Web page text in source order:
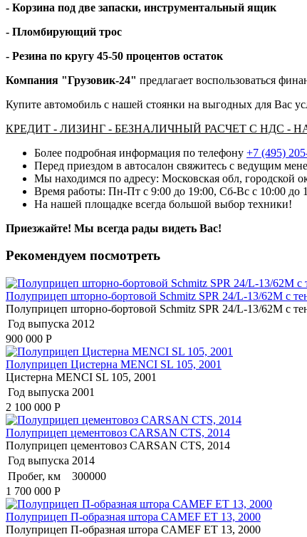
- Корзина под две запаски, инструментальный ящик
- Пломбирующий трос
- Резина по кругу 45-50 процентов остаток
Компания "Грузовик-24" предлагает воспользоваться
Купите автомобиль с нашей стоянки на выгодных для Вас
КРЕДИТ - ЛИЗИНГ - БЕЗНАЛИЧНЫЙ РАСЧЕТ С НДС -
Более подробная информация по телефону +7 (495)
Перед приездом в автосалон свяжитесь с ведущим
Мы находимся по адресу: Московская обл, городской
Время работы: Пн-Пт с 9:00 до 19:00, Сб-Вс с 10:00 до
На нашей площадке всегда большой выбор техники!
Приезжайте! Мы всегда рады видеть Вас!
Рекомендуем посмотреть
Полуприцеп шторно-бортовой Schmitz SPR 24/L-13/62M с
Полуприцеп шторно-бортовой Schmitz SPR 24/L-13/62M с
Год выпуска 2012
900 000 Р
Полуприцеп Цистерна MENCI SL 105, 2001
Цистерна MENCI SL 105, 2001
Год выпуска 2001
2 100 000 Р
Полуприцеп цементовоз СARSАN CТS, 2014
Полуприцеп цементовоз СARSАN CТS, 2014
Год выпуска 2014
Пробег, км
300000
1 700 000 Р
Полуприцеп П-образная штора CAMEF ET 13, 2000
Полуприцеп П-образная штора CAMEF ET 13, 2000